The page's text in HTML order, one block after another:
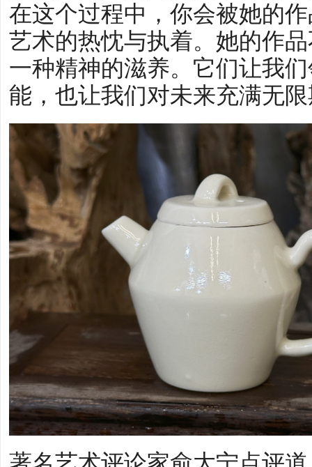
在这个过程中，你会被她的
艺术的热忱与执着。她的作
一种精神的滋养。它们让我
能，也让我们对未来充满无